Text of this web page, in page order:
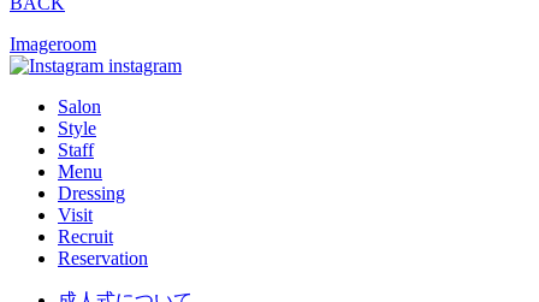
Imageroom
instagram
Salon
Style
Staff
Menu
Dressing
Visit
Recruit
Reservation